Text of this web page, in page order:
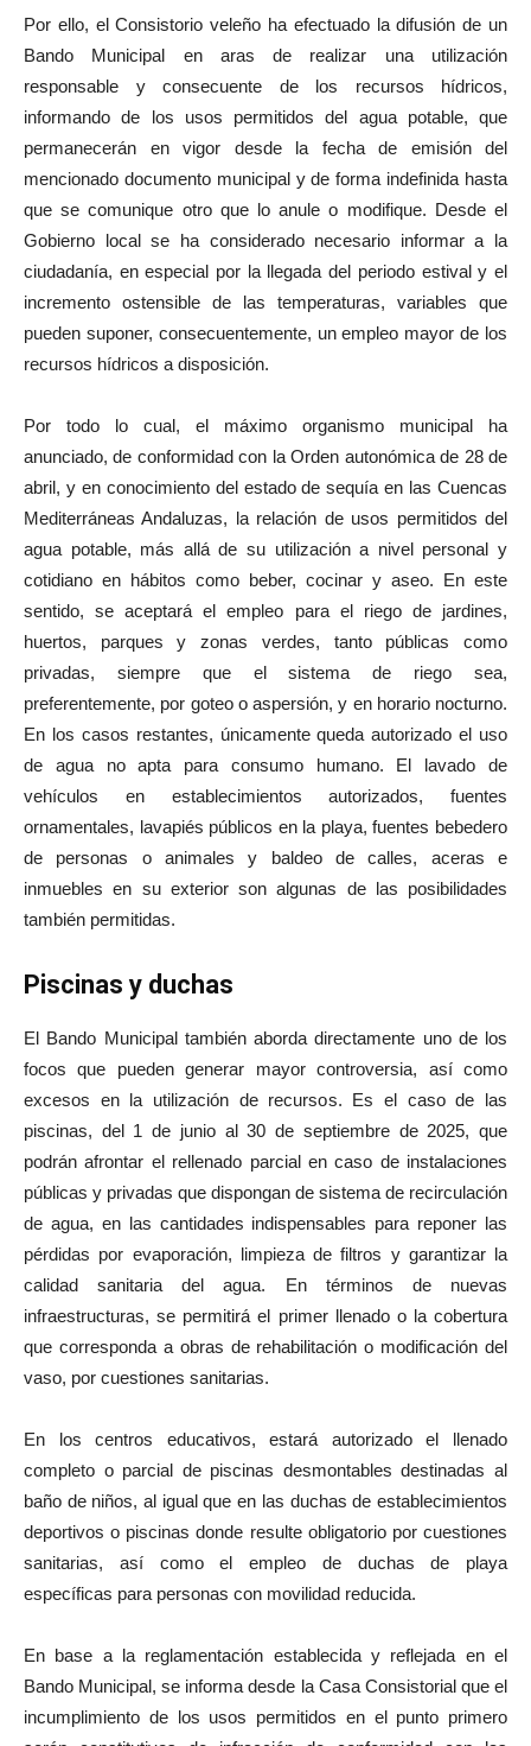
Por ello, el Consistorio veleño ha efectuado la difusión de un
Bando Municipal en aras de realizar una utilización
responsable y consecuente de los recursos hídricos,
informando de los usos permitidos del agua potable, que
permanecerán en vigor desde la fecha de emisión del
mencionado documento municipal y de forma indefinida hasta
que se comunique otro que lo anule o modifique. Desde el
Gobierno local se ha considerado necesario informar a la
ciudadanía, en especial por la llegada del periodo estival y el
incremento ostensible de las temperaturas, variables que
pueden suponer, consecuentemente, un empleo mayor de los
recursos hídricos a disposición.
Por todo lo cual, el máximo organismo municipal ha
anunciado, de conformidad con la Orden autonómica de 28 de
abril, y en conocimiento del estado de sequía en las Cuencas
Mediterráneas Andaluzas, la relación de usos permitidos del
agua potable, más allá de su utilización a nivel personal y
cotidiano en hábitos como beber, cocinar y aseo. En este
sentido, se aceptará el empleo para el riego de jardines,
huertos, parques y zonas verdes, tanto públicas como
privadas, siempre que el sistema de riego sea,
preferentemente, por goteo o aspersión, y en horario nocturno.
En los casos restantes, únicamente queda autorizado el uso
de agua no apta para consumo humano. El lavado de
vehículos en establecimientos autorizados, fuentes
ornamentales, lavapiés públicos en la playa, fuentes bebedero
de personas o animales y baldeo de calles, aceras e
inmuebles en su exterior son algunas de las posibilidades
también permitidas.
Piscinas y duchas
El Bando Municipal también aborda directamente uno de los
focos que pueden generar mayor controversia, así como
excesos en la utilización de recursos. Es el caso de las
piscinas, del 1 de junio al 30 de septiembre de 2025, que
podrán afrontar el rellenado parcial en caso de instalaciones
públicas y privadas que dispongan de sistema de recirculación
de agua, en las cantidades indispensables para reponer las
pérdidas por evaporación, limpieza de filtros y garantizar la
calidad sanitaria del agua. En términos de nuevas
infraestructuras, se permitirá el primer llenado o la cobertura
que corresponda a obras de rehabilitación o modificación del
vaso, por cuestiones sanitarias.
En los centros educativos, estará autorizado el llenado
completo o parcial de piscinas desmontables destinadas al
baño de niños, al igual que en las duchas de establecimientos
deportivos o piscinas donde resulte obligatorio por cuestiones
sanitarias, así como el empleo de duchas de playa
específicas para personas con movilidad reducida.
En base a la reglamentación establecida y reflejada en el
Bando Municipal, se informa desde la Casa Consistorial que el
incumplimiento de los usos permitidos en el punto primero